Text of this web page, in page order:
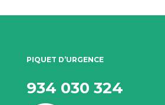
PIQUET D’URGENCE
934 030 324